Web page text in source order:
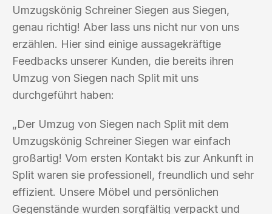
Umzugskönig Schreiner Siegen aus Siegen,
genau richtig! Aber lass uns nicht nur von uns
erzählen. Hier sind einige aussagekräftige
Feedbacks unserer Kunden, die bereits ihren
Umzug von Siegen nach Split mit uns
durchgeführt haben:
„Der Umzug von Siegen nach Split mit dem
Umzugskönig Schreiner Siegen war einfach
großartig! Vom ersten Kontakt bis zur Ankunft in
Split waren sie professionell, freundlich und sehr
effizient. Unsere Möbel und persönlichen
Gegenstände wurden sorgfältig verpackt und